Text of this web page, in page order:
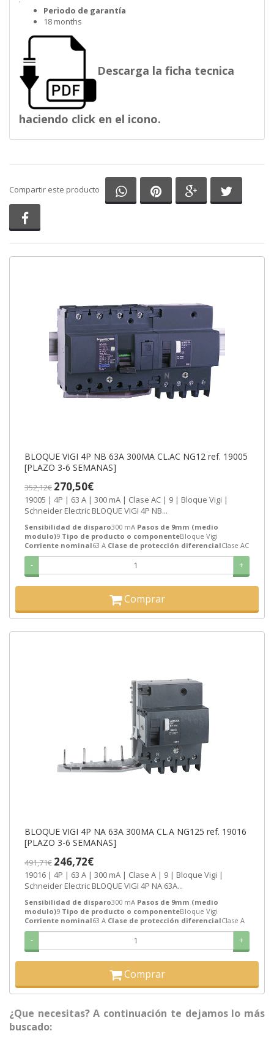
Periodo de garantía
18 months
Descarga la ficha tecnica
haciendo click en el icono.
Compartir este producto Compartir en Whatsapp
Compartir en Pinterest
Compartir en
BLOQUE VIGI 4P NB 63A 300MA CL.AC NG12 ref. 19005
[PLAZO 3-6 SEMANAS]
352,12€ 270,50€
19005 | 4P | 63 A | 300 mA | Clase AC | 9 | Bloque Vigi |
Schneider Electric BLOQUE VIGI 4P NB...
Sensibilidad de disparo300 mA Pasos de 9mm (medio
modulo)9 Tipo de producto o componenteBloque Vigi
Corriente nominal63 A Clase de protección diferencialClase AC
- +
Comprar
BLOQUE VIGI 4P NA 63A 300MA CL.A NG125 ref. 19016
[PLAZO 3-6 SEMANAS]
491,71€ 246,72€
19016 | 4P | 63 A | 300 mA | Clase A | 9 | Bloque Vigi |
Schneider Electric BLOQUE VIGI 4P NA 63A...
Sensibilidad de disparo300 mA Pasos de 9mm (medio
modulo)9 Tipo de producto o componenteBloque Vigi
Corriente nominal63 A Clase de protección diferencialClase A
- +
Comprar
¿Que necesitas? A continuación te dejamos lo más
buscado: